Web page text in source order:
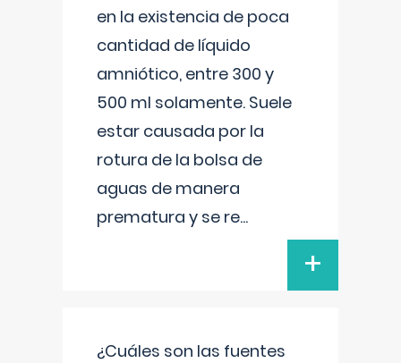
en la existencia de poca
cantidad de líquido
amniótico, entre 300 y
500 ml solamente. Suele
estar causada por la
rotura de la bolsa de
aguas de manera
prematura y se re...
+
¿Cuáles son las fuentes